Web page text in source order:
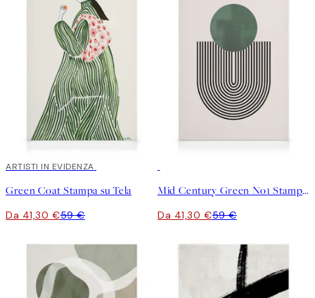
30%*
ARTISTI IN EVIDENZA
Green Coat Stampa su Tela
Da 41,30 €59 €
Mid Century Green No1 Stampa su Tela
Da 41,30 €59 €